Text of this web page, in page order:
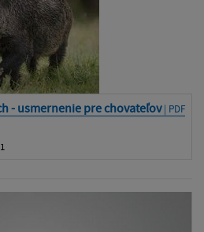
- usmernenie pre chovateľov| PDF